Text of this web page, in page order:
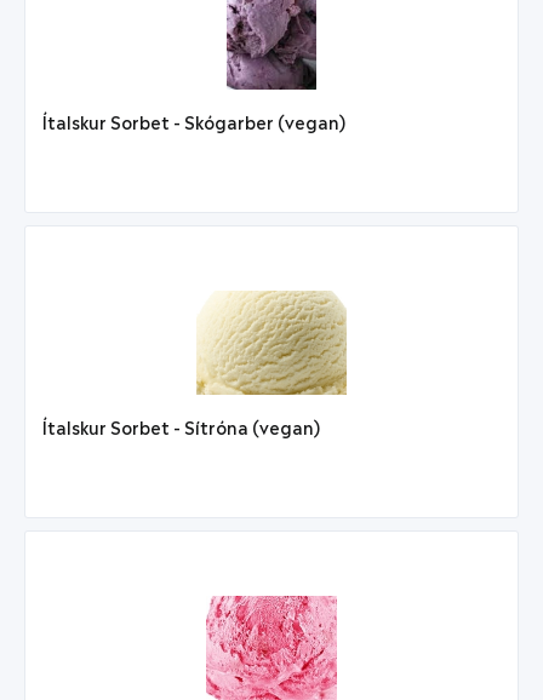
Ítalskur Sorbet - Skógarber (vegan)
Ítalskur Sorbet - Sítróna (vegan)